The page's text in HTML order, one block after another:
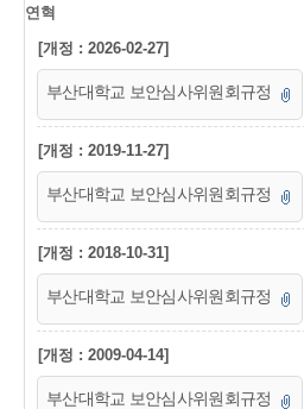
연혁
[개정 : 2026-02-27]
부산대학교 보안심사위원회규정
[개정 : 2019-11-27]
부산대학교 보안심사위원회규정
[개정 : 2018-10-31]
부산대학교 보안심사위원회규정
[개정 : 2009-04-14]
부산대학교 보안심사위원회규정